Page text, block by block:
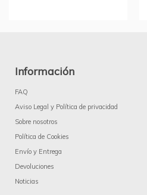
Información
FAQ
Aviso Legal y Política de privacidad
Sobre nosotros
Política de Cookies
Envío y Entrega
Devoluciones
Noticias